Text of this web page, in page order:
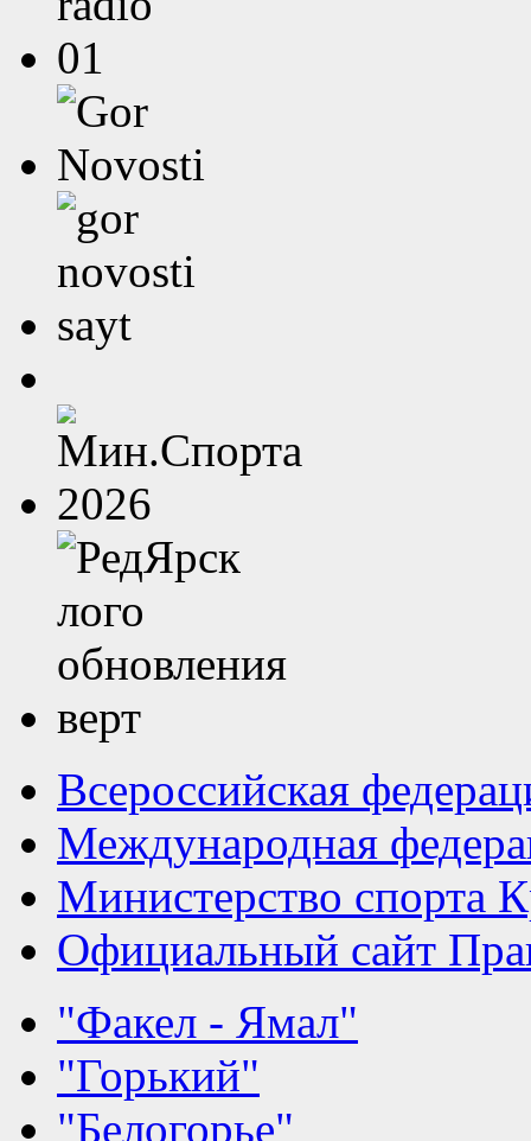
Всероссийская
Международная
Министерство спорта
Официальный сайт
"Факел - Ямал"
"Горький"
"Белогорье"